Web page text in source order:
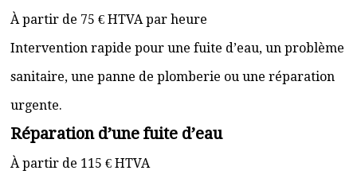
À partir de 75 € HTVA par heure
Intervention rapide pour une fuite d’eau, un problème
sanitaire, une panne de plomberie ou une réparation
urgente.
Réparation d’une fuite d’eau
À partir de 115 € HTVA